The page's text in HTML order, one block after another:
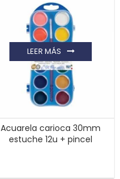
Acuarela carioca 30mm
estuche 12u + pincel
LEER MÁS